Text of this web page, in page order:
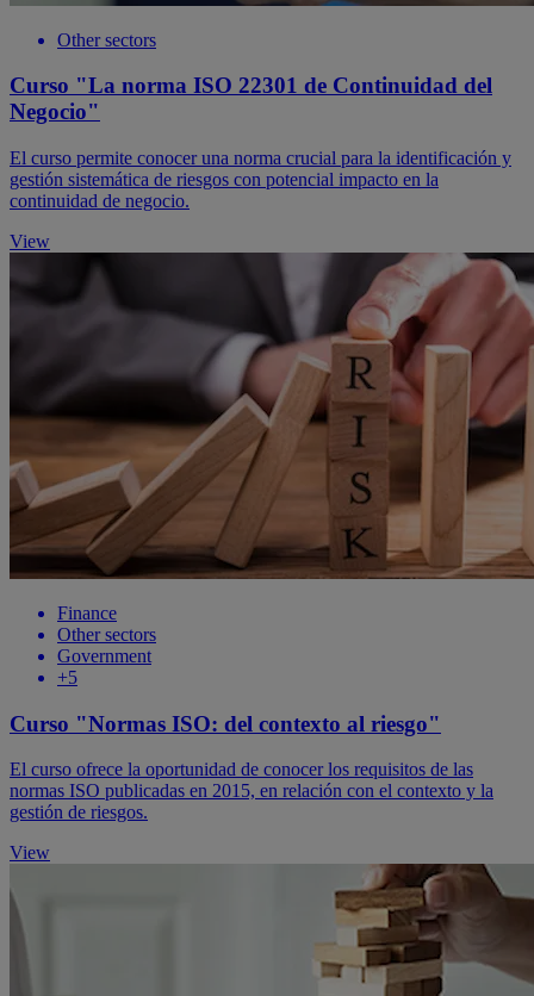
Other sectors
Curso "La norma ISO 22301 de Continuidad del
Negocio"
El curso permite conocer una norma crucial para la identificación y
gestión sistemática de riesgos con potencial impacto en la
continuidad de negocio.
View
Finance
Other sectors
Government
+5
Curso "Normas ISO: del contexto al riesgo"
El curso ofrece la oportunidad de conocer los requisitos de las
normas ISO publicadas en 2015, en relación con el contexto y la
gestión de riesgos.
View